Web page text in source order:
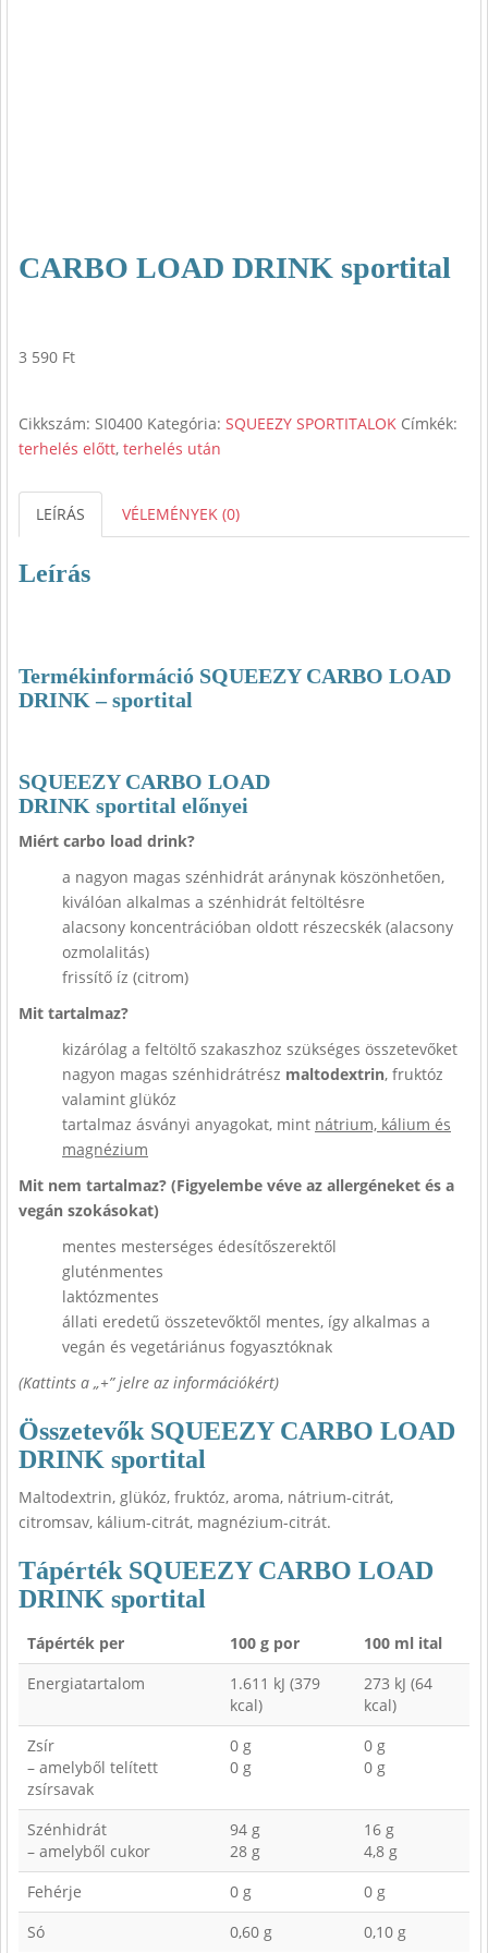
CARBO LOAD DRINK sportital
3 590 Ft
Cikkszám: SI0400 Kategória: SQUEEZY SPORTITALOK Címkék:
terhelés előtt, terhelés után
LEÍRÁS VÉLEMÉNYEK (0)
Leírás
Termékinformáció SQUEEZY CARBO LOAD
DRINK – sportital
SQUEEZY CARBO LOAD
DRINK sportital előnyei
Miért carbo load drink?
a nagyon magas szénhidrát aránynak köszönhetően,
kiválóan alkalmas a szénhidrát feltöltésre
alacsony koncentrációban oldott részecskék (alacsony
ozmolalitás)
frissítő íz (citrom)
Mit tartalmaz?
kizárólag a feltöltő szakaszhoz szükséges összetevőket
nagyon magas szénhidrátrész maltodextrin, fruktóz
valamint glükóz
tartalmaz ásványi anyagokat, mint nátrium, kálium és
magnézium
Mit nem tartalmaz? (Figyelembe véve az allergéneket és a
vegán szokásokat)
mentes mesterséges édesítőszerektől
gluténmentes
laktózmentes
állati eredetű összetevőktől mentes, így alkalmas a
vegán és vegetáriánus fogyasztóknak
(Kattints a „+” jelre az információkért)
Összetevők SQUEEZY CARBO LOAD
DRINK sportital
Maltodextrin, glükóz, fruktóz, aroma, nátrium-citrát,
citromsav, kálium-citrát, magnézium-citrát.
Tápérték SQUEEZY CARBO LOAD
DRINK sportital
Tápérték per 100 g por
100 ml ital
Energiatartalom
1.611 kJ (379
kcal)
273 kJ (64
kcal)
Zsír
– amelyből telített
zsírsavak
0 g
0 g
0 g
0 g
Szénhidrát
– amelyből cukor
94 g
28 g
16 g
4,8 g
Fehérje
0 g
0 g
Só
0,60 g 0,10 g